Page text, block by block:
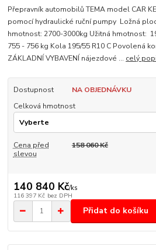
Přepravník automobilů TEMA model CAR
pomocí hydraulické ruční pumpy Ložná
hmotnost: 2700-3000kg Užitná hmotnost:
755 - 756 kg Kola 195/55 R10 C Povolená
ZÁKLADNÍ VYBAVENÍ nájezdové ... celý
Dostupnost
NA OBJEDNÁVKU
Celková hmotnost
Cena před
slevou
158 060 Kč
140 840 Kč/ks
116 397 Kč bez DPH
Přidat do košíku